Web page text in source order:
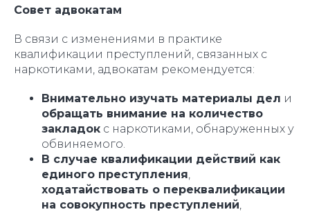
Совет адвокатам
В связи с изменениями в практике
квалификации преступлений, связанных с
наркотиками, адвокатам рекомендуется:
Внимательно изучать материалы дел и
обращать внимание на количество
закладок с наркотиками, обнаруженных у
обвиняемого.
В случае квалификации действий как
единого преступления
ходатайствовать о переквалификации
на совокупность преступлений